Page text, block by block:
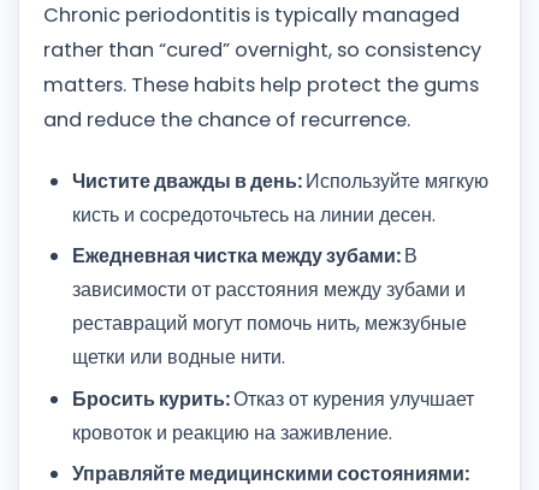
Chronic periodontitis is typically managed
rather than “cured” overnight, so consistency
matters. These habits help protect the gums
and reduce the chance of recurrence.
Чистите дважды в день:Используйте мягкую
кисть и сосредоточьтесь на линии десен.
Ежедневная чистка между зубами:В
зависимости от расстояния между зубами и
реставраций могут помочь нить, межзубные
щетки или водные нити.
Бросить курить:Отказ от курения улучшает
кровоток и реакцию на заживление.
Управляйте медицинскими состояниями: